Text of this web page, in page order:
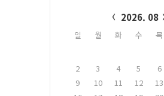
2026. 08
일 월 화 수 목
2
3 4 5 6
9
10 11 12 13